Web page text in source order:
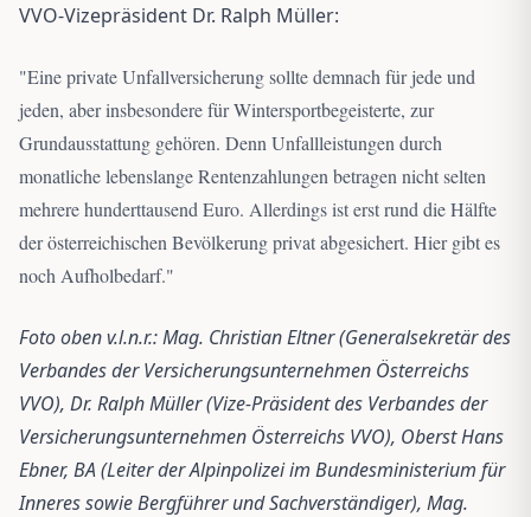
VVO-Vizepräsident Dr. Ralph Müller:
"Eine private Unfallversicherung sollte demnach für jede und
jeden, aber insbesondere für Wintersportbegeisterte, zur
Grundausstattung gehören. Denn Unfallleistungen durch
monatliche lebenslange Rentenzahlungen betragen nicht selten
mehrere hunderttausend Euro. Allerdings ist erst rund die Hälfte
der österreichischen Bevölkerung privat abgesichert. Hier gibt es
noch Aufholbedarf."
Foto oben v.l.n.r.: Mag. Christian Eltner (Generalsekretär des
Verbandes der Versicherungsunternehmen Österreichs
VVO), Dr. Ralph Müller (Vize-Präsident des Verbandes der
Versicherungsunternehmen Österreichs VVO), Oberst Hans
Ebner, BA (Leiter der Alpinpolizei im Bundesministerium für
Inneres sowie Bergführer und Sachverständiger), Mag.